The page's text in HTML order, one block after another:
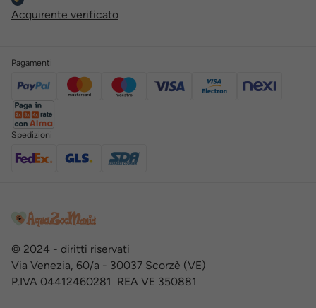
Acquirente verificato
Pagamenti
Spedizioni
© 2024 - diritti riservati
Via Venezia, 60/a - 30037 Scorzè (VE)
P.IVA 04412460281 REA VE 350881